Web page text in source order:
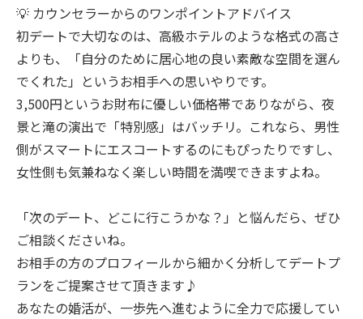
💡 カウンセラーからのワンポイントアドバイス
初デートで大切なのは、高級ホテルのような格式の高さ
よりも、「自分のために居心地の良い素敵な空間を選ん
でくれた」というお相手への思いやりです。
3,500円というお財布に優しい価格帯でありながら、夜
景と滝の演出で「特別感」はバッチリ。これなら、男性
側がスマートにエスコートするのにもぴったりですし、
女性側も気兼ねなく楽しい時間を満喫できますよね。
「次のデート、どこに行こうかな？」と悩んだら、ぜひ
ご相談くださいね。
お相手の方のプロフィールから細かく分析してデートプ
ランをご提案させて頂きます♪
あなたの婚活が、一歩先へ進むように全力で応援してい